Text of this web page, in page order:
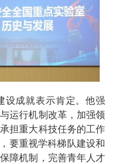
设成就表示肯定。他强
运行机制改革，加强领
担重大科技任务的工作
要重视学科梯队建设和
障机制，完善青年人才